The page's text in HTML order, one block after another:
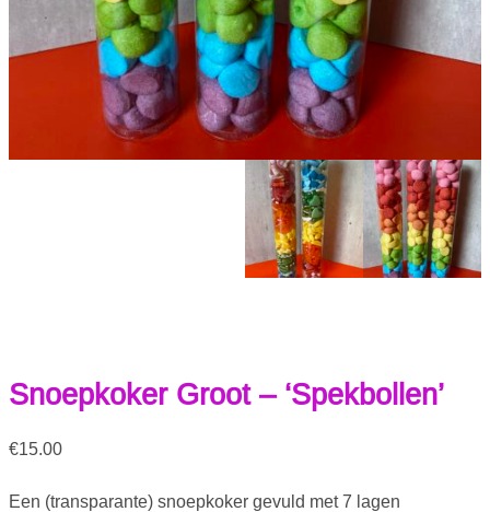
Snoepkoker Groot – ‘Spekbollen’
€15.00
Een (transparante) snoepkoker gevuld met 7 lagen